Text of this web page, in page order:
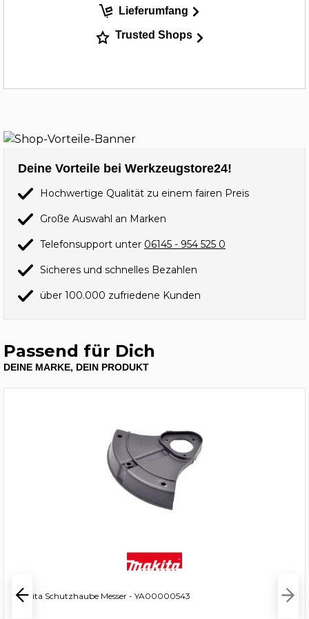
Lieferumfang
Trusted Shops
Deine Vorteile bei Werkzeugstore24!
Hochwertige Qualität zu einem fairen Preis
Große Auswahl an Marken
Telefonsupport unter 06145 - 954 525 0
Sicheres und schnelles Bezahlen
über 100.000 zufriedene Kunden
Passend für Dich
DEINE MARKE, DEIN PRODUKT
Makita Schutzhaube Messer - YA00000543